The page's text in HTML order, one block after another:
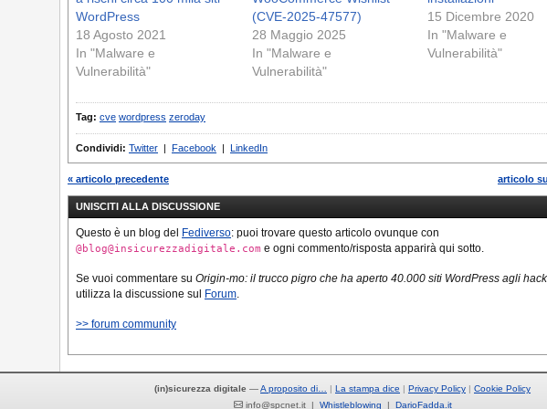
WordPress
18 Agosto 2021
In "Malware e
Vulnerabilità"
(CVE-2025-47577)
28 Maggio 2025
In "Malware e
Vulnerabilità"
15 Dicembre 2020
In "Malware e
Vulnerabilità"
Tag: cve wordpress zeroday
Condividi: Twitter | Facebook | LinkedIn
« articolo precedente articolo
UNISCITI ALLA DISCUSSIONE
Questo è un blog del Fediverso: puoi trovare questo articolo ovunque con
@blog@insicurezzadigitale.com e ogni commento/risposta apparirà qui sotto.
Se vuoi commentare su Origin-mo: il trucco pigro che ha aperto 40.000 siti WordPress agli
utilizza la discussione sul Forum.
>> forum community
(in)sicurezza digitale —A proposito di… La stampa dice Privacy Policy
Cookie Policy
info@spcnet.it | Whistleblowing | DarioFadda.it